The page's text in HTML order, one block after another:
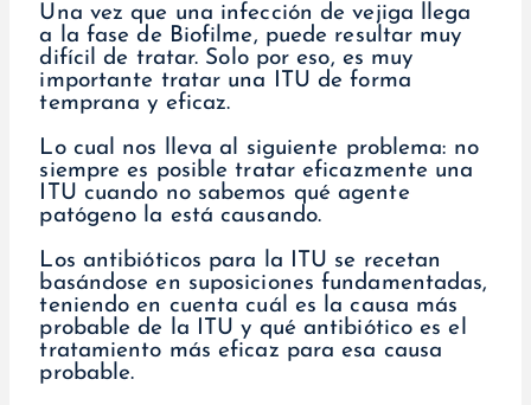
Una vez que una infección de vejiga llega
a la fase de Biofilme, puede resultar muy
difícil de tratar. Solo por eso, es muy
importante tratar una ITU de forma
temprana y eficaz.
Lo cual nos lleva al siguiente problema: no
siempre es posible tratar eficazmente una
ITU cuando no sabemos qué agente
patógeno la está causando.
Los antibióticos para la ITU se recetan
basándose en suposiciones fundamentadas,
teniendo en cuenta cuál es la causa más
probable de la ITU y qué antibiótico es el
tratamiento más eficaz para esa causa
probable.